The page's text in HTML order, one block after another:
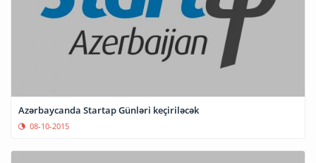
Azərbaycanda Startap Günləri keçiriləcək
08-10-2015